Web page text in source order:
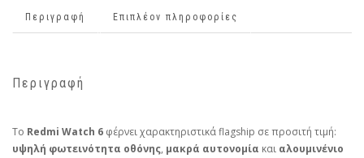
Περιγραφή Επιπλέον πληροφορίες
Περιγραφή
Το Redmi Watch 6 φέρνει χαρακτηριστικά flagship σε προσιτή τιμή:
υψηλή φωτεινότητα οθόνης, μακρά αυτονομία και αλουμινένιο